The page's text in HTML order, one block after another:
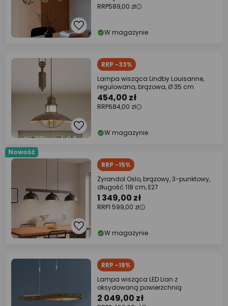
RRP589,00 zł
W magazynie
RRP -33%
Lampa wisząca Lindby Louisanne,
regulowana, brązowa, Ø 35 cm
454,00 zł
RRP684,00 zł
W magazynie
Nowość
RRP -15%
Żyrandol Oslo, brązowy, 3-punktowy,
długość 118 cm, E27
1 349,00 zł
RRP1 599,00 zł
W magazynie
RRP -18%
Lampa wisząca LED Lian z
oksydowaną powierzchnią
2 049,00 zł